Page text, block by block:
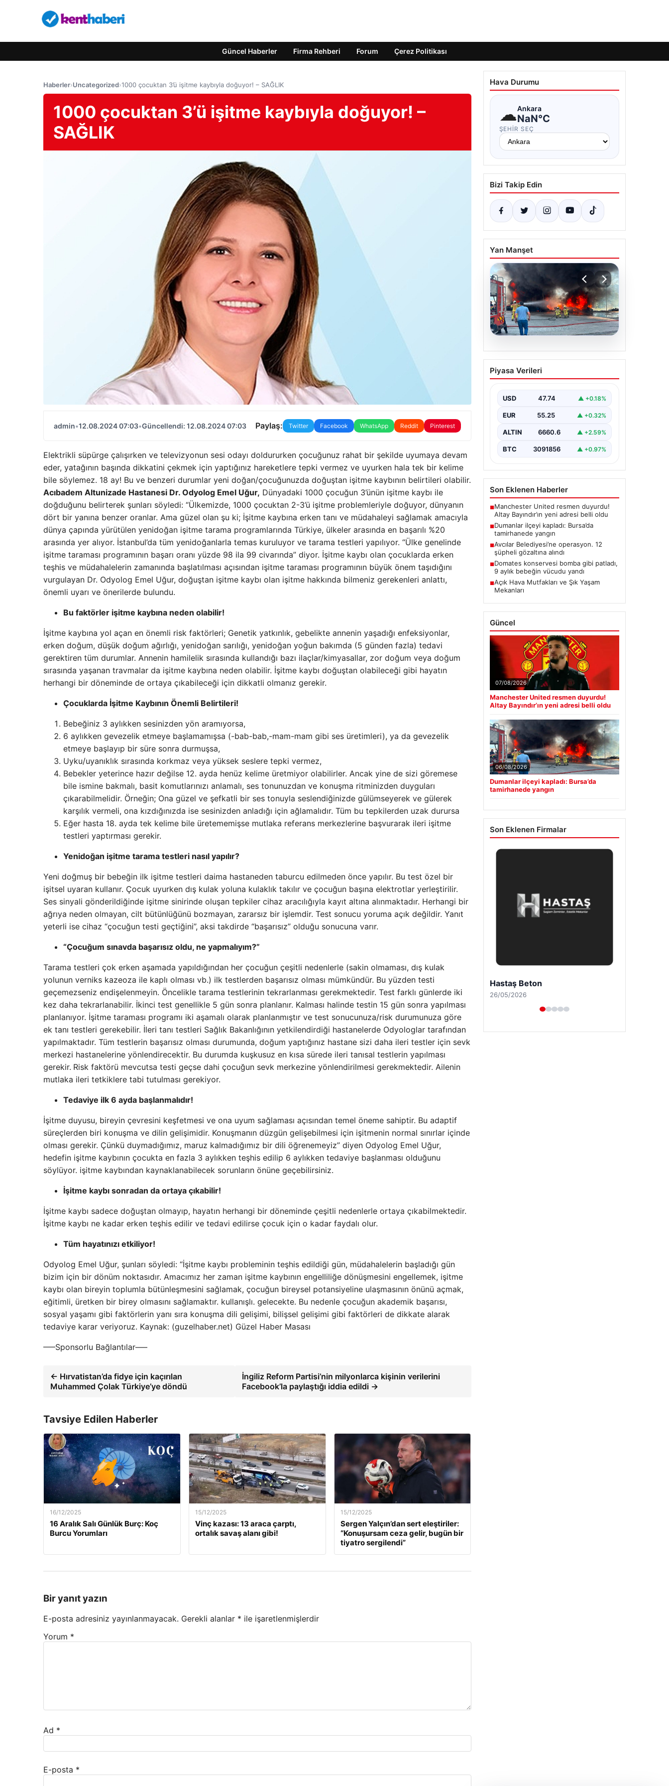
Güncel Haberler Firma Rehberi Forum Çerez Politikası
Haberler›Uncategorized›1000 çocuktan 3’ü işitme kaybıyla doğuyor! – SAĞLIK
1000 çocuktan 3’ü işitme kaybıyla doğuyor! –
SAĞLIK
admin•12.08.2024 07:03•Güncellendi: 12.08.2024 07:03 Paylaş: Twitter Facebook WhatsApp Reddit Pinterest
Elektrikli süpürge çalışırken ve televizyonun sesi odayı doldururken çocuğunuz rahat bir şekilde uyumaya devam
eder, yatağının başında dikkatini çekmek için yaptığınız hareketlere tepki vermez ve uyurken hala tek bir kelime
bile söylemez. 18 ay! Bu ve benzeri durumlar yeni doğan/çocuğunuzda doğuştan işitme kaybının belirtileri olabilir.
Acıbadem Altunizade Hastanesi Dr. Odyolog Emel Uğur, Dünyadaki 1000 çocuğun 3’ünün işitme kaybı ile
doğduğunu belirterek şunları söyledi: “Ülkemizde, 1000 çocuktan 2-3’ü işitme problemleriyle doğuyor, dünyanın
dört bir yanına benzer oranlar. Ama güzel olan şu ki; İşitme kaybına erken tanı ve müdahaleyi sağlamak amacıyla
dünya çapında yürütülen yenidoğan işitme tarama programlarında Türkiye, ülkeler arasında en başarılı %20
arasında yer alıyor. İstanbul’da tüm yenidoğanlarla temas kuruluyor ve tarama testleri yapılıyor. “Ülke genelinde
işitme taraması programının başarı oranı yüzde 98 ila 99 civarında” diyor. İşitme kaybı olan çocuklarda erken
teşhis ve müdahalelerin zamanında başlatılması açısından işitme taraması programının büyük önem taşıdığını
vurgulayan Dr. Odyolog Emel Uğur, doğuştan işitme kaybı olan işitme hakkında bilmeniz gerekenleri anlattı,
önemli uyarı ve önerilerde bulundu.
Bu faktörler işitme kaybına neden olabilir!
İşitme kaybına yol açan en önemli risk faktörleri; Genetik yatkınlık, gebelikte annenin yaşadığı enfeksiyonlar,
erken doğum, düşük doğum ağırlığı, yenidoğan sarılığı, yenidoğan yoğun bakımda (5 günden fazla) tedavi
gerektiren tüm durumlar. Annenin hamilelik sırasında kullandığı bazı ilaçlar/kimyasallar, zor doğum veya doğum
sırasında yaşanan travmalar da işitme kaybına neden olabilir. İşitme kaybı doğuştan olabileceği gibi hayatın
herhangi bir döneminde de ortaya çıkabileceği için dikkatli olmanız gerekir.
Çocuklarda İşitme Kaybının Önemli Belirtileri!
Bebeğiniz 3 aylıkken sesinizden yön aramıyorsa,
6 aylıkken gevezelik etmeye başlamamışsa (-bab-bab,-mam-mam gibi ses üretimleri), ya da gevezelik
etmeye başlayıp bir süre sonra durmuşsa,
Uyku/uyanıklık sırasında korkmaz veya yüksek seslere tepki vermez,
Bebekler yeterince hazır değilse 12. ayda henüz kelime üretmiyor olabilirler. Ancak yine de sizi göremese
bile ismine bakmalı, basit komutlarınızı anlamalı, ses tonunuzdan ve konuşma ritminizden duyguları
çıkarabilmelidir. Örneğin; Ona güzel ve şefkatli bir ses tonuyla seslendiğinizde gülümseyerek ve gülerek
karşılık vermeli, ona kızdığınızda ise sesinizden anladığı için ağlamalıdır. Tüm bu tepkilerden uzak durursa
Eğer hasta 18. ayda tek kelime bile üretememişse mutlaka referans merkezlerine başvurarak ileri işitme
testleri yaptırması gerekir.
Yenidoğan işitme tarama testleri nasıl yapılır?
Yeni doğmuş bir bebeğin ilk işitme testleri daima hastaneden taburcu edilmeden önce yapılır. Bu test özel bir
işitsel uyaran kullanır. Çocuk uyurken dış kulak yoluna kulaklık takılır ve çocuğun başına elektrotlar yerleştirilir.
Ses sinyali gönderildiğinde işitme sinirinde oluşan tepkiler cihaz aracılığıyla kayıt altına alınmaktadır. Herhangi bir
ağrıya neden olmayan, cilt bütünlüğünü bozmayan, zararsız bir işlemdir. Test sonucu yoruma açık değildir. Yanıt
yeterli ise cihaz “çocuğun testi geçtiğini”, aksi takdirde “başarısız” olduğu sonucuna varır.
“Çocuğum sınavda başarısız oldu, ne yapmalıyım?”
Tarama testleri çok erken aşamada yapıldığından her çocuğun çeşitli nedenlerle (sakin olmaması, dış kulak
yolunun verniks kazeoza ile kaplı olması vb.) ilk testlerden başarısız olması mümkündür. Bu yüzden testi
geçemezseniz endişelenmeyin. Öncelikle tarama testlerinin tekrarlanması gerekmektedir. Test farklı günlerde iki
kez daha tekrarlanabilir. İkinci test genellikle 5 gün sonra planlanır. Kalması halinde testin 15 gün sonra yapılması
planlanıyor. İşitme taraması programı iki aşamalı olarak planlanmıştır ve test sonucunuza/risk durumunuza göre
ek tanı testleri gerekebilir. İleri tanı testleri Sağlık Bakanlığının yetkilendirdiği hastanelerde Odyologlar tarafından
yapılmaktadır. Tüm testlerin başarısız olması durumunda, doğum yaptığınız hastane sizi daha ileri testler için sevk
merkezi hastanelerine yönlendirecektir. Bu durumda kuşkusuz en kısa sürede ileri tanısal testlerin yapılması
gerekir. Risk faktörü mevcutsa testi geçse dahi çocuğun sevk merkezine yönlendirilmesi gerekmektedir. Ailenin
mutlaka ileri tetkiklere tabi tutulması gerekiyor.
Tedaviye ilk 6 ayda başlanmalıdır!
İşitme duyusu, bireyin çevresini keşfetmesi ve ona uyum sağlaması açısından temel öneme sahiptir. Bu adaptif
süreçlerden biri konuşma ve dilin gelişimidir. Konuşmanın düzgün gelişebilmesi için işitmenin normal sınırlar içinde
olması gerekir. Çünkü duymadığımız, maruz kalmadığımız bir dili öğrenemeyiz” diyen Odyolog Emel Uğur,
hedefin işitme kaybının çocukta en fazla 3 aylıkken teşhis edilip 6 aylıkken tedaviye başlanması olduğunu
söylüyor. işitme kaybından kaynaklanabilecek sorunların önüne geçebilirsiniz.
İşitme kaybı sonradan da ortaya çıkabilir!
İşitme kaybı sadece doğuştan olmayıp, hayatın herhangi bir döneminde çeşitli nedenlerle ortaya çıkabilmektedir.
İşitme kaybı ne kadar erken teşhis edilir ve tedavi edilirse çocuk için o kadar faydalı olur.
Tüm hayatınızı etkiliyor!
Odyolog Emel Uğur, şunları söyledi: “İşitme kaybı probleminin teşhis edildiği gün, müdahalelerin başladığı gün
bizim için bir dönüm noktasıdır. Amacımız her zaman işitme kaybının engelliliğe dönüşmesini engellemek, işitme
kaybı olan bireyin toplumla bütünleşmesini sağlamak, çocuğun bireysel potansiyeline ulaşmasının önünü açmak,
eğitimli, üretken bir birey olmasını sağlamaktır. kullanışlı. gelecekte. Bu nedenle çocuğun akademik başarısı,
sosyal yaşamı gibi faktörlerin yanı sıra konuşma dili gelişimi, bilişsel gelişimi gibi faktörleri de dikkate alarak
tedaviye karar veriyoruz. Kaynak: (guzelhaber.net) Güzel Haber Masası
—–Sponsorlu Bağlantılar—–
← Hırvatistan’da fidye için kaçırılan
Muhammed Çolak Türkiye’ye döndü
İngiliz Reform Partisi’nin milyonlarca kişinin verilerini
Facebook’la paylaştığı iddia edildi →
Tavsiye Edilen Haberler
16/12/2025
16 Aralık Salı Günlük Burç: Koç
Burcu Yorumları
15/12/2025
Vinç kazası: 13 araca çarptı,
ortalık savaş alanı gibi!
15/12/2025
Sergen Yalçın’dan sert eleştiriler:
“Konuşursam ceza gelir, bugün bir
tiyatro sergilendi”
Bir yanıt yazın
E-posta adresiniz yayınlanmayacak. Gerekli alanlar * ile işaretlenmişlerdir
Yorum *
Ad *
E-posta *
Hava Durumu
☁Ankara
NaN°C
ŞEHIR SEÇ
Bizi Takip Edin
Yan Manşet
06.08.2026
Dumanlar ilçeyi kapladı:
Bursa’da tamirhanede
Piyasa Verileri
USD 47.74 ▲ +0.18%
EUR 55.25 ▲ +0.32%
ALTIN 6660.6 ▲ +2.59%
BTC 3091856 ▲ +0.97%
Son Eklenen Haberler
■Manchester United resmen duyurdu!
Altay Bayındır’ın yeni adresi belli oldu
■Dumanlar ilçeyi kapladı: Bursa’da
tamirhanede yangın
■Avcılar Belediyesi’ne operasyon. 12
şüpheli gözaltına alındı
■Domates konservesi bomba gibi patladı,
9 aylık bebeğin vücudu yandı
■Açık Hava Mutfakları ve Şık Yaşam
Mekanları
Güncel
07/08/2026
Manchester United resmen duyurdu!
Altay Bayındır’ın yeni adresi belli oldu
06/08/2026
Dumanlar ilçeyi kapladı: Bursa’da
tamirhanede yangın
Son Eklenen Firmalar
Prenses Night Club
29/04/2026